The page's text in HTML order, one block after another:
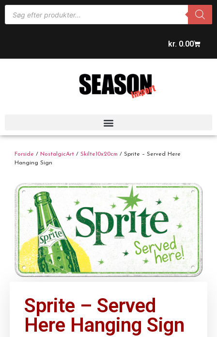
kr. 0.00
Forside / NostalgicArt / Skilte10x20cm / Sprite – Served Here
Hanging Sign
Sprite – Served
Here Hanging Sign